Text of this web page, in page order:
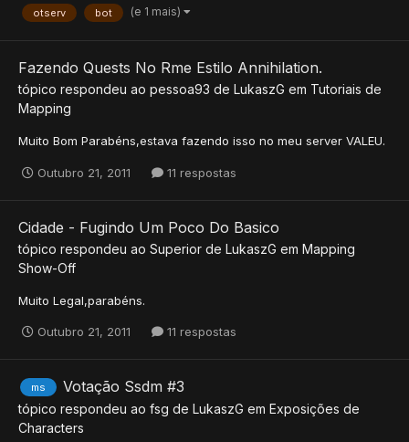
otserv bot (e 1 mais)
Fazendo Quests No Rme Estilo Annihilation.
tópico respondeu ao pessoa93 de LukaszG em Tutoriais de
Mapping
Muito Bom Parabéns,estava fazendo isso no meu server VALEU.
Outubro 21, 2011 11 respostas
Cidade - Fugindo Um Poco Do Basico
tópico respondeu ao Superior de LukaszG em Mapping
Show-Off
Muito Legal,parabéns.
Outubro 21, 2011 11 respostas
ms Votação Ssdm #3
tópico respondeu ao fsg de LukaszG em Exposições de
Characters